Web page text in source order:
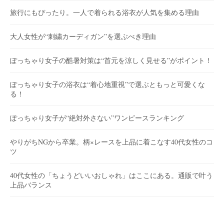
旅行にもぴったり。一人で着られる浴衣が人気を集める理由
大人女性が“刺繍カーディガン”を選ぶべき理由
ぽっちゃり女子の酷暑対策は“首元を涼しく見せる”がポイント！
ぽっちゃり女子の浴衣は“着心地重視”で選ぶともっと可愛くな
る！
ぽっちゃり女子が“絶対外さない”ワンピースランキング
やりがちNGから卒業。柄×レースを上品に着こなす40代女性のコ
ツ
40代女性の「ちょうどいいおしゃれ」はここにある。通販で叶う
上品バランス